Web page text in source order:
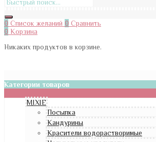
0 Список желаний 0 Сравнить
0 Корзина
Никаких продуктов в корзине.
Категории товаров
MIXIE
Посыпка
Кандурины
Красители водорастворимые